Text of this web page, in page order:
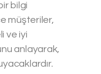
bilgi
müşteriler,
ve iyi
anlayarak,